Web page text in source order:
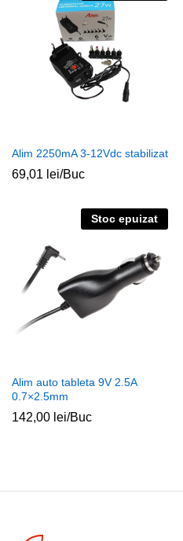
Alim 2250mA 3-12Vdc stabilizat
69,01 lei/Buc
Stoc epuizat
Alim auto tableta 9V 2.5A
0.7×2.5mm
142,00 lei/Buc